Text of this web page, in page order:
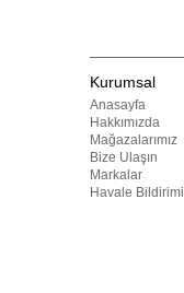
Kurumsal
Anasayfa
Hakkımızda
Mağazalarımız
Bize Ulaşın
Markalar
Havale Bildirimi